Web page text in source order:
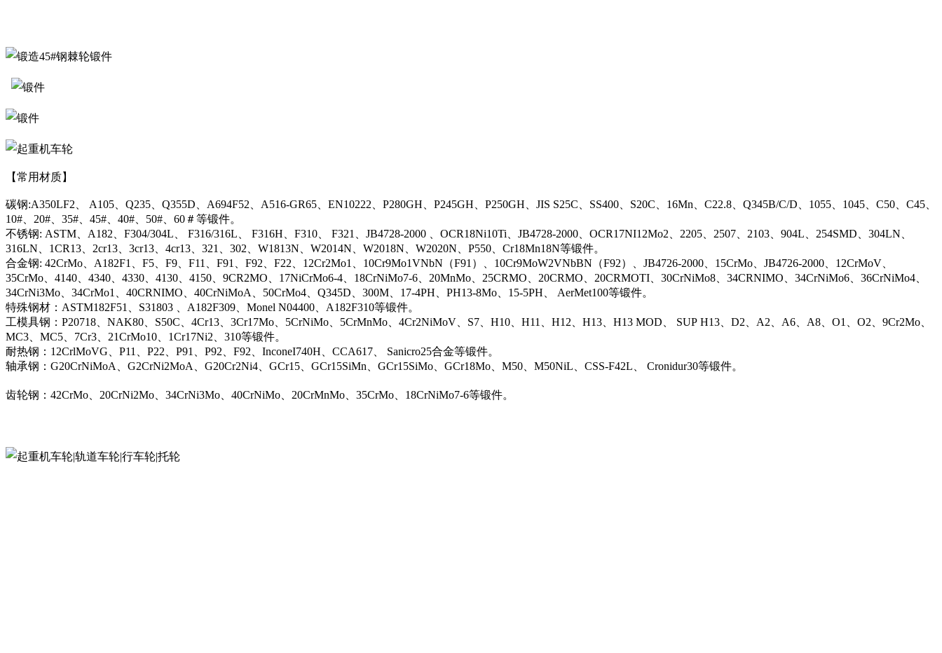
【常用材质】
碳钢:A350LF2、 A105、Q235、Q355D、A694F52、A516-GR65、EN10222、P280GH、P245GH、P250GH、JIS S25C、SS400、S20C、16Mn、C22.8、Q345B/C/D、1055、1045、C50、C45、
10#、20#、35#、45#、40#、50#、60＃等锻件。
不锈钢: ASTM、A182、F304/304L、 F316/316L、 F316H、F310、 F321、JB4728-2000 、OCR18Ni10Ti、JB4728-2000、OCR17NI12Mo2、2205、2507、2103、904L、254SMD、304LN、
316LN、1CR13、2cr13、3cr13、4cr13、321、302、W1813N、W2014N、W2018N、W2020N、P550、Cr18Mn18N等锻件。
合金钢: 42CrMo、A182F1、F5、F9、F11、F91、F92、F22、12Cr2Mo1、10Cr9Mo1VNbN（F91）、10Cr9MoW2VNbBN（F92）、JB4726-2000、15CrMo、JB4726-2000、12CrMoV、
35CrMo、4140、4340、4330、4130、4150、9CR2MO、17NiCrMo6-4、18CrNiMo7-6、20MnMo、25CRMO、20CRMO、20CRMOTI、30CrNiMo8、34CRNIMO、34CrNiMo6、36CrNiMo4、
34CrNi3Mo、34CrMo1、40CRNIMO、40CrNiMoA、50CrMo4、Q345D、300M、17-4PH、PH13-8Mo、15-5PH、 AerMet100等锻件。
特殊钢材：ASTM182F51、S31803 、A182F309、Monel N04400、A182F310等锻件。
工模具钢：P20718、NAK80、S50C、4Cr13、3Cr17Mo、5CrNiMo、5CrMnMo、4Cr2NiMoV、S7、H10、H11、H12、H13、H13 MOD、 SUP H13、D2、A2、A6、A8、O1、O2、9Cr2Mo、
MC3、MC5、7Cr3、21CrMo10、1Cr17Ni2、310等锻件。
耐热钢：12CrlMoVG、P11、P22、P91、P92、F92、InconeI740H、CCA617、 Sanicro25合金等锻件。
轴承钢：G20CrNiMoA、G2CrNi2MoA、G20Cr2Ni4、GCr15、GCr15SiMn、GCr15SiMo、GCr18Mo、M50、M50NiL、CSS-F42L、 Cronidur30等锻件。
齿轮钢：42CrMo、20CrNi2Mo、34CrNi3Mo、40CrNiMo、20CrMnMo、35CrMo、18CrNiMo7-6等锻件。